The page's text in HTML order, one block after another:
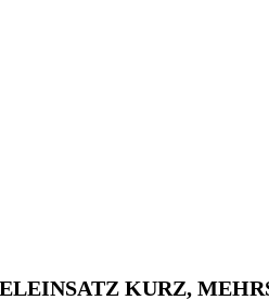
KURZ,